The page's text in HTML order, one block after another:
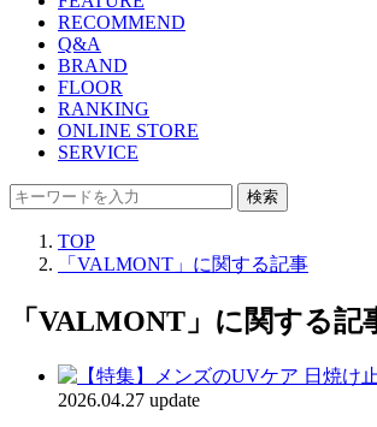
RECOMMEND
Q&A
BRAND
FLOOR
RANKING
ONLINE STORE
SERVICE
検索
TOP
「VALMONT」に関する記事
「VALMONT」に関する記
2026.04.27 update